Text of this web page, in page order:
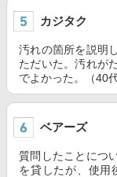
カジタク
汚れの箇所を説明
ただいた。汚れが
でよかった。（40
ベアーズ
質問したことにつ
を貸したが、使用